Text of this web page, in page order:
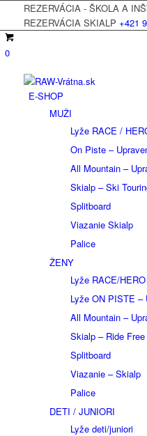
REZERVÁCIA - ŠKOLA A
REZERVÁCIA SKIALP +421
0
E-SHOP
MUŽI
Lyže RACE /
On Piste –
All Mountain –
Skialp – Ski
Splitboard
Viazanie Skialp
Palice
ŽENY
Lyže RACE/HERO
Lyže ON PISTE –
All Mountain –
Skialp – Ride Free
Splitboard
Viazanie – Skialp
Palice
DETI / JUNIORI
Lyže deti/juniori